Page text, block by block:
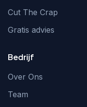
Cut The Crap
Gratis advies
Bedrijf
Over Ons
Team